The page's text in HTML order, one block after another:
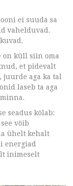
ei suuda sa
vahelduvad.
on küll siin oma
et pidevalt
aga ka tal
laseb ta aga
seadus kõlab:
võib
ühelt kehalt
energiad
inimeselt